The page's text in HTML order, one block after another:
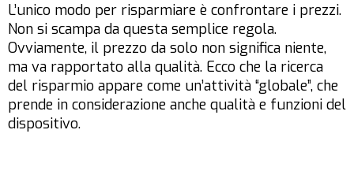
L’unico modo per risparmiare è confrontare i prezzi.
Non si scampa da questa semplice regola.
Ovviamente, il prezzo da solo non significa niente,
ma va rapportato alla qualità. Ecco che la ricerca
del risparmio appare come un’attività “globale”, che
prende in considerazione anche qualità e funzioni del
dispositivo.